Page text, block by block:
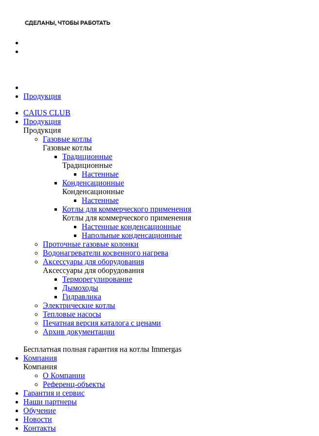
Продукция
CAIUS CLUB
Продукция
Продукция
Газовые котлы
Газовые котлы
Традиционные
Традиционные
Настенные
Конденсационные
Конденсационные
Настенные
Котлы для коммерческого применения
Котлы для коммерческого применения
Настенные конденсационные
Напольные конденсационные
Проточные газовые колонки
Водонагреватели косвенного нагрева
Аксессуары для оборудования
Аксессуары для оборудования
Терморегулирование
Дымоходы
Гидравлика
Электрические котлы
Тепловые насосы
Печатная версия каталога с ценами
Архив документации
Бесплатная полная гарантия на котлы Immergas
Компания
Компания
О Компании
Референц-объекты
Гарантия и сервис
Наши партнеры
Обучение
Новости
Контакты